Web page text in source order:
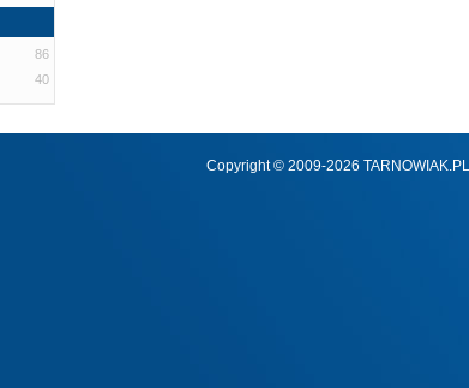
86
40
Copyright © 2009-2026